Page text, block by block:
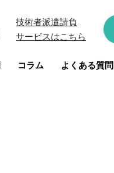
技術者派遣請負
サービスはこちら
コラム よくある質問